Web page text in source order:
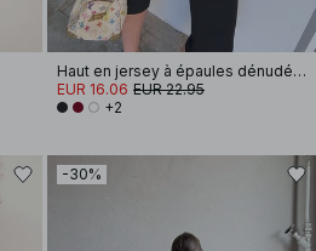
Haut en jersey à épaules dénudées
EUR 16.06 EUR 22.95
+2
-30%